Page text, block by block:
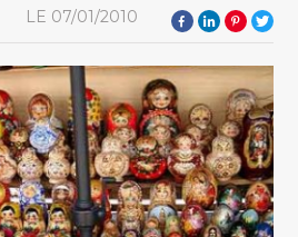
LE 07/01/2010